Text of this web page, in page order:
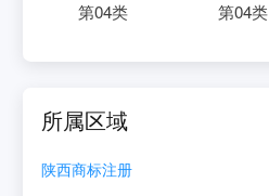
第04类 第04类
所属区域
陕西商标注册